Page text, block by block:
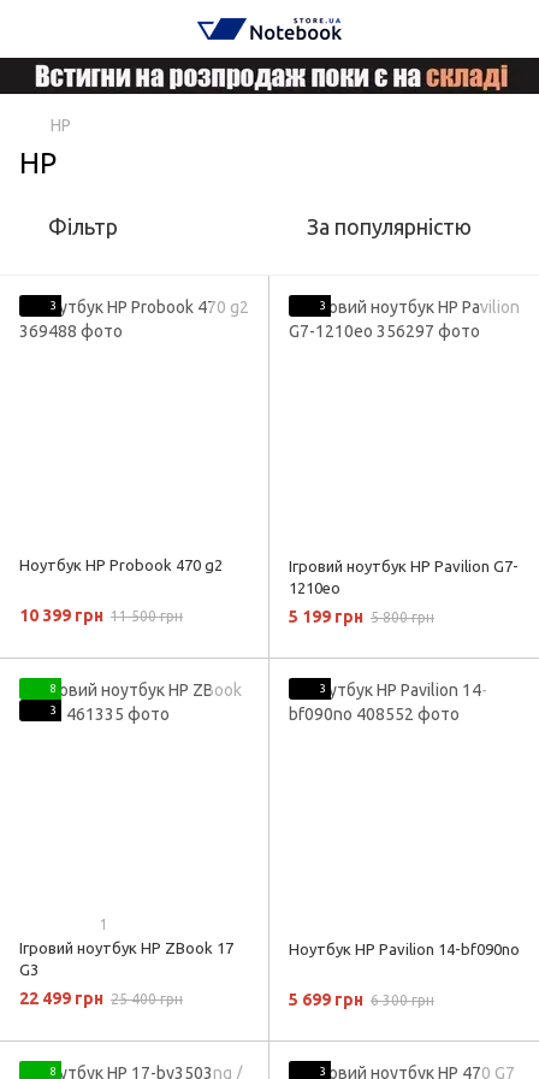
HP
HP
Фільтр За популярністю
3
Ноутбук HP Probook 470 g2
10 399 грн 11 500 грн
3
Ігровий ноутбук HP Pavilion G7-
1210eo
5 199 грн 5 800 грн
8
3
1
Ігровий ноутбук HP ZBook 17
G3
22 499 грн 25 400 грн
3
Ноутбук HP Pavilion 14-bf090no
5 699 грн 6 300 грн
8 3